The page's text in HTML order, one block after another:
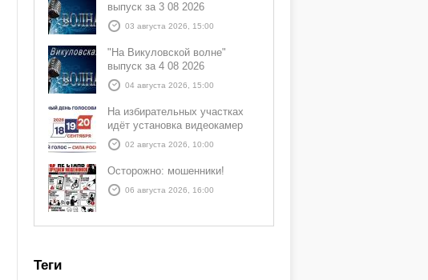
выпуск за 3 08 2026
03 августа 2026, 15:00
"На Викуловской волне"
выпуск за 4 08 2026
04 августа 2026, 15:00
На избирательных участках
идёт установка видеокамер
02 августа 2026, 10:00
Осторожно: мошенники!
06 августа 2026, 16:00
Теги